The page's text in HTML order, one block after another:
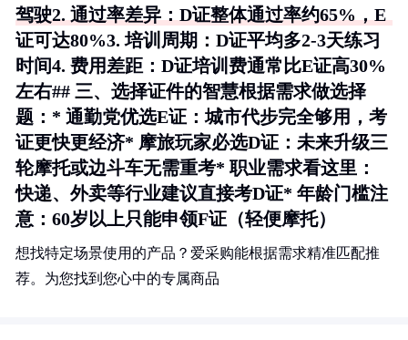
驾驶2. 通过率差异 ：D证整体通过率约65%，E
证可达80%3.培训周期 ：D证平均多2-3天练习
时间4. 费用差距 ：D证培训费通常比E证高30%
左右## 三、选择证件的智慧根据需求做选择
题：* 通勤党优选E证 ：城市代步完全够用，考
证更快更经济* 摩旅玩家必选D证 ：未来升级三
轮摩托或边斗车无需重考* 职业需求看这里 ：
快递、外卖等行业建议直接考D证* 年龄门槛注
意 ：60岁以上只能申领F证（轻便摩托）
想找特定场景使用的产品？爱采购能根据需求精准匹配推
荐。为您找到您心中的专属商品